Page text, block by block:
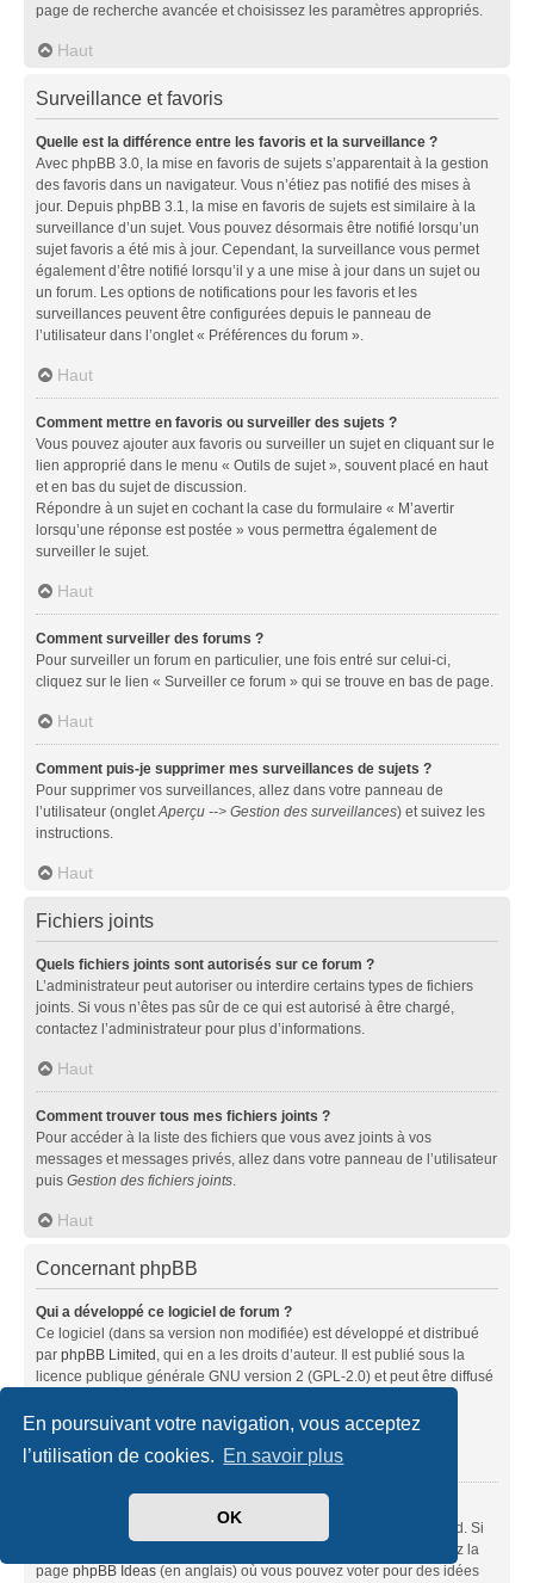
En poursuivant votre navigation, vous acceptez
l’utilisation de cookies. En savoir plus
OK
page de recherche avancée et choisissez les paramètres appropriés.
Haut
Surveillance et favoris
Quelle est la différence entre les favoris et la surveillance ?
Avec phpBB 3.0, la mise en favoris de sujets s’apparentait à la gestion
des favoris dans un navigateur. Vous n’étiez pas notifié des mises à
jour. Depuis phpBB 3.1, la mise en favoris de sujets est similaire à la
surveillance d’un sujet. Vous pouvez désormais être notifié lorsqu’un
sujet favoris a été mis à jour. Cependant, la surveillance vous permet
également d’être notifié lorsqu’il y a une mise à jour dans un sujet ou
un forum. Les options de notifications pour les favoris et les
surveillances peuvent être configurées depuis le panneau de
l’utilisateur dans l’onglet « Préférences du forum ».
Haut
Comment mettre en favoris ou surveiller des sujets ?
Vous pouvez ajouter aux favoris ou surveiller un sujet en cliquant sur le
lien approprié dans le menu « Outils de sujet », souvent placé en haut
et en bas du sujet de discussion.
Répondre à un sujet en cochant la case du formulaire « M’avertir
lorsqu’une réponse est postée » vous permettra également de
surveiller le sujet.
Haut
Comment surveiller des forums ?
Pour surveiller un forum en particulier, une fois entré sur celui-ci,
cliquez sur le lien « Surveiller ce forum » qui se trouve en bas de page.
Haut
Comment puis-je supprimer mes surveillances de sujets ?
Pour supprimer vos surveillances, allez dans votre panneau de
l’utilisateur (ongletAperçu --> Gestion des surveillances) et suivez les
instructions.
Haut
Fichiers joints
Quels fichiers joints sont autorisés sur ce forum ?
L’administrateur peut autoriser ou interdire certains types de fichiers
joints. Si vous n’êtes pas sûr de ce qui est autorisé à être chargé,
contactez l’administrateur pour plus d’informations.
Haut
Comment trouver tous mes fichiers joints ?
Pour accéder à la liste des fichiers que vous avez joints à vos
messages et messages privés, allez dans votre panneau de l’utilisateur
puis Gestion des fichiers joints.
Haut
Concernant phpBB
Qui a développé ce logiciel de forum ?
Ce logiciel (dans sa version non modifiée) est développé et distribué
par phpBB Limited, qui en a les droits d’auteur. Il est publié sous la
licence publique générale GNU version 2 (GPL-2.0) et peut être diffusé
À propos de phpBB» (en anglais).
Haut
Ce logiciel a été développé et mis sous licence par phpBB Limited. Si
vous pensez qu’une fonctionnalité nécessite d’être ajoutée, visitez la
page phpBB Ideas (en anglais) où vous pouvez voter pour des idées